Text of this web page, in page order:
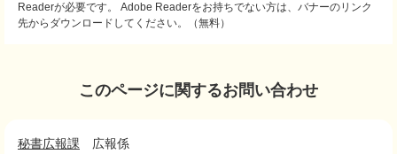
Readerが必要です。
Adobe Readerをお持ちでない方は、バナーのリンク
先からダウンロードしてください。（無料）
このページに関するお問い合わせ
秘書広報課
広報係